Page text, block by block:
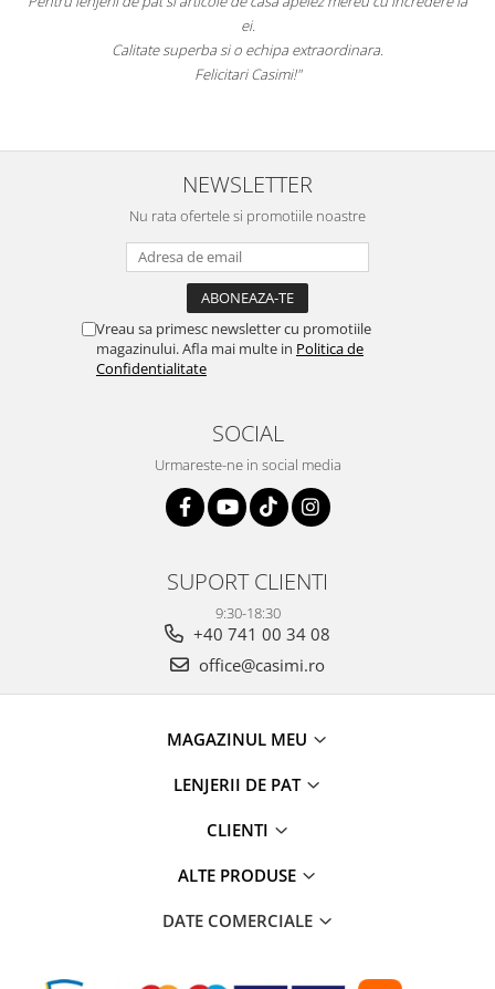
ei.
Calitate superba si o echipa extraordinara.
Felicitari Casimi!"
NEWSLETTER
Nu rata ofertele si promotiile noastre
Vreau sa primesc newsletter cu promotiile
magazinului. Afla mai multe in Politica de
Confidentialitate
SOCIAL
Urmareste-ne in social media
SUPORT CLIENTI
9:30-18:30
+40 741 00 34 08
office@casimi.ro
MAGAZINUL MEU
LENJERII DE PAT
CLIENTI
ALTE PRODUSE
DATE COMERCIALE